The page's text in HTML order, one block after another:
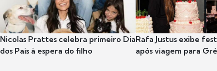
Nicolas Prattes celebra primeiro Dia
dos Pais à espera do filho
Rafa Justus exibe
após viagem para